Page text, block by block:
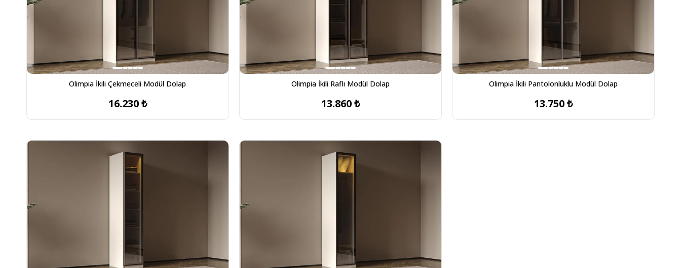
Olimpia İkili Çekmeceli Modül Dolap
16.230 ₺
Olimpia İkili Raflı Modül Dolap
13.860 ₺
Olimpia İkili Pantolonluklu Modül Dolap
13.750 ₺